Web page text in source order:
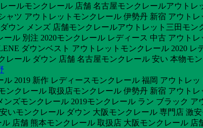
ールモンクレール 店舗 名古屋モンクレールアウト
ャツ アウトレットモンクレール 伊勢丹 新宿 アウト
ウン メンズ 店舗モンクレールアウトレット三田モ
ール 別注 2020モンクレール レディース 中古 アウ
ダウンベスト アウトレットモンクレール 2020
レール ダウン 店舗 名古屋モンクレール 安い 本物
2019 新作 レディースモンクレール 福岡 アウトレ
ンクレール 取扱店モンクレール 伊勢丹 新宿 アウト
ンズモンクレール 2019モンクレール ラン ブラック
いモンクレール ダウン 大阪モンクレール 専門店
店舗 熊本モンクレール 取扱店 大阪モンクレール